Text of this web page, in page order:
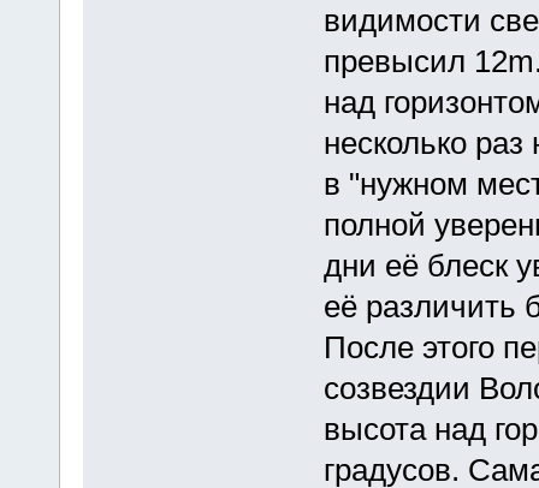
видимости
превысил
над
несколько
в "нужном
полной
дни её блеск
её различить
После этого
созвездии
высота над
градусов.